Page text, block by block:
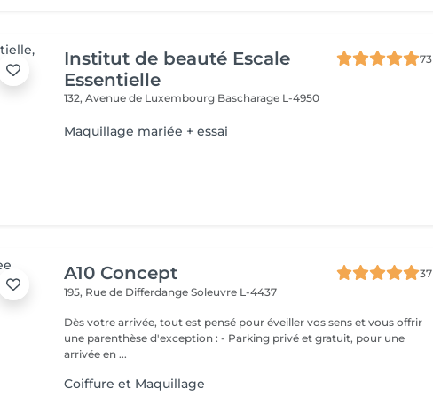
Institut de beauté Escale
Essentielle
73
132, Avenue de Luxembourg Bascharage L-4950
Maquillage mariée + essai
A10 Concept
37
195, Rue de DifferdangeSoleuvre L-4437
Dès votre arrivée, tout est pensé pour éveiller vos sens et vous offrir
une parenthèse d'exception : - Parking privé et gratuit, pour une
arrivée en ...
Coiffure et Maquillage